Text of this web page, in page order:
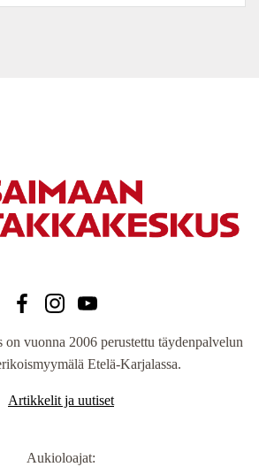
on vuonna 2006 perustettu täydenpalvelun
Etelä-Karjalassa.
Artikkelit ja uutiset
Aukioloajat: